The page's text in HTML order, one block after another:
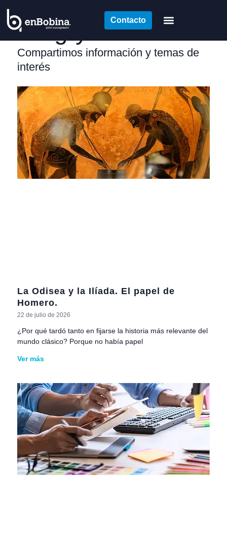
Contacto
Blog y noticias
Compartimos información y temas de
interés
La Odisea y la Ilíada. El papel de
Homero.
22 de julio de 2026
¿Por qué tardó tanto en fijarse la historia más relevante del
mundo clásico? Porque no había papel
Ver más